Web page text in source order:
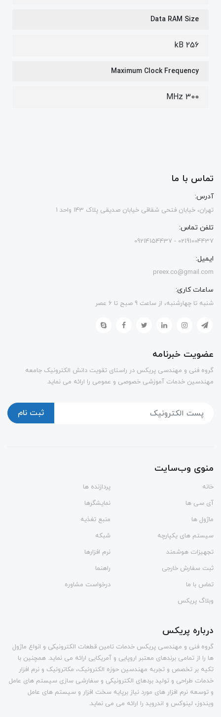
Data RAM Size
256 kB
Maximum Clock Frequency
300 MHz
تماس با ما
آدرس:
تهران، خیابان فتحی شقاقی خیابان صدیقی پلاک 143 واحد 1
تلفن تماس:
02191004437 - 09214154437
ایمیل:
preex.co@gmail.com
ساعات کاری:
شنبه تا چهارشنبه، از ساعت 9 صبح تا 6 عصر
عضویت خبرنامه
گروه فنی و مهندسی پریکس در راستای تقویت دانش الکترونیک جامعه
مهندسین خدمات آموزشی خصوصی و عمومی را ارائه می نماید.
ثبت نام
منوی وب‌سایت
خانه
پردازنده ها
آی سی ها
نمایشگرها
ماژول ها
منبع تغذیه
سیستم های یکپارچه
شبکه
تجهیزات هوشمند
نرم افزارها
ثبت سفارش خارجی
راهنما
تماس با ما
درخواست مشاوره
وبلاگ پریکس
درباره پریکس
گروه فنی و مهندسی پریکس خدمات تامین قطعات الکترونیکی و انواع ماژول
ها را از تمامی برندهای معتبر اروپایی و آمریکایی ارائه می نماید. همچنین با
تکیه بر تخصص و تجربه مهندسین حوزه الکترونیک، مکاترونیک و نرم افزار
خدمات طراحی و تولید بردهای الکترونیکی و سفارشی سازی سیستم های عامل
و توسعه نرم افزار های مورد نیاز برپایه سخت افزار و سیستم های عامل
ویندوز، لینوکس و اندروید را ارائه می می نماید.